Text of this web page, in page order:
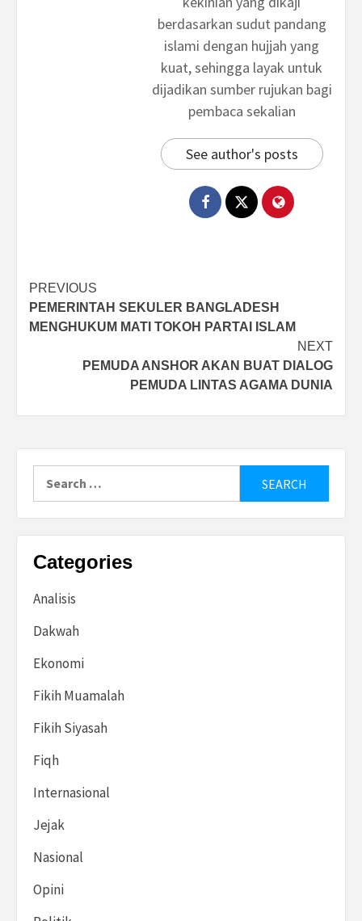
berdasarkan sudut pandang
islami dengan hujjah yang
kuat, sehingga layak untuk
dijadikan sumber rujukan bagi
pembaca sekalian
See author's posts
Post
navigation
PREVIOUS
PEMERINTAH SEKULER BANGLADESH
MENGHUKUM MATI TOKOH PARTAI ISLAM
NEXT
PEMUDA ANSHOR AKAN BUAT DIALOG
PEMUDA LINTAS AGAMA DUNIA
Categories
Analisis
Dakwah
Ekonomi
Fikih Muamalah
Fikih Siyasah
Fiqh
Internasional
Jejak
Nasional
Opini